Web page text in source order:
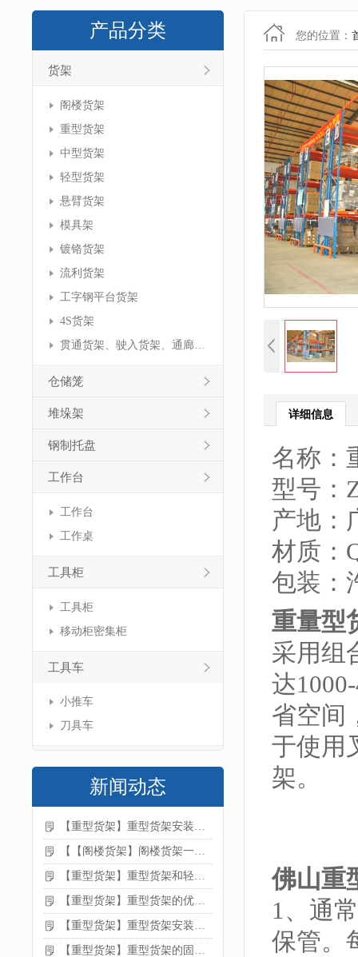
产品分类
货架
阁楼货架
重型货架
中型货架
轻型货架
悬臂货架
模具架
镀铬货架
流利货架
工字钢平台货架
4S货架
贯通货架、驶入货架、通廊货架
仓储笼
堆垛架
钢制托盘
工作台
工作台
工作桌
工具柜
工具柜
移动柜密集柜
工具车
小推车
刀具车
新闻动态
【重型货架】重型货架安装注意事项
【【阁楼货架】阁楼货架一般有哪些用途
【重型货架】重型货架和轻型货架的区别是什么
【重型货架】重型货架的优缺点
【重型货架】重型货架安装需要注意什么？
【重型货架】重型货架的固定方法
您的位置：
详细信息
名称：
型号：
产地：
材质：
包装：
重量型
采用组
达
省空间
于使用
架。
佛山重
1、通
保管。